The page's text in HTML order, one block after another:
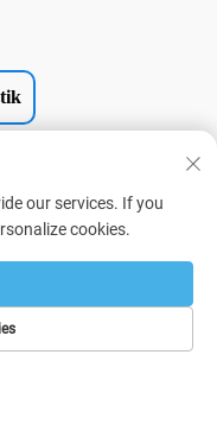
our services. If you
cookies.